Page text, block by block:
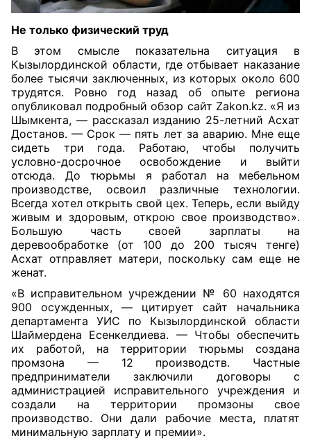
Не только физический труд
В этом смысле показательна ситуация в
Кызылординской области, где отбывает наказание
более тысячи заключенных, из которых около 600
трудятся. Ровно год назад об опыте региона
опубликовал подробный обзор сайт Zakon.kz. «Я из
Шымкента, — рассказал изданию 25-летний Асхат
Достанов. — Срок — пять лет за аварию. Мне еще
сидеть три года. Работаю, чтобы получить
условно-досрочное освобождение и выйти
отсюда. До тюрьмы я работал на мебельном
производстве, освоил различные технологии.
Всегда хотел открыть свой цех. Теперь, если выйду
живым и здоровым, открою свое производство».
Большую часть своей зарплаты на
деревообработке (от 100 до 200 тысяч тенге)
Асхат отправляет матери, поскольку сам еще не
женат.
«В исправительном учреждении № 60 находятся
900 осужденных, — цитирует сайт начальника
департамента УИС по Кызылординской области
Шаймердена Есенкелдиева. — Чтобы обеспечить
их работой, на территории тюрьмы создана
промзона — 12 производств. Частные
предприниматели заключили договоры с
администрацией исправительного учреждения и
создали на территории промзоны свое
производство. Они дали рабочие места, платят
минимальную зарплату и премии».